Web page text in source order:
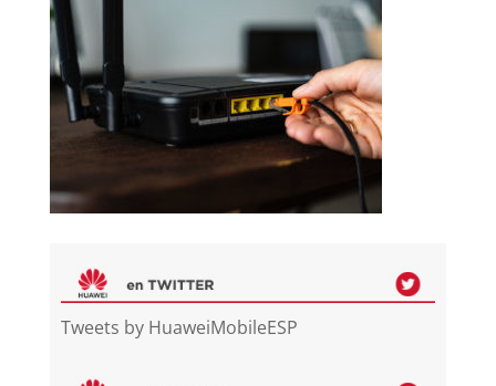
Tweets by HuaweiMobileESP